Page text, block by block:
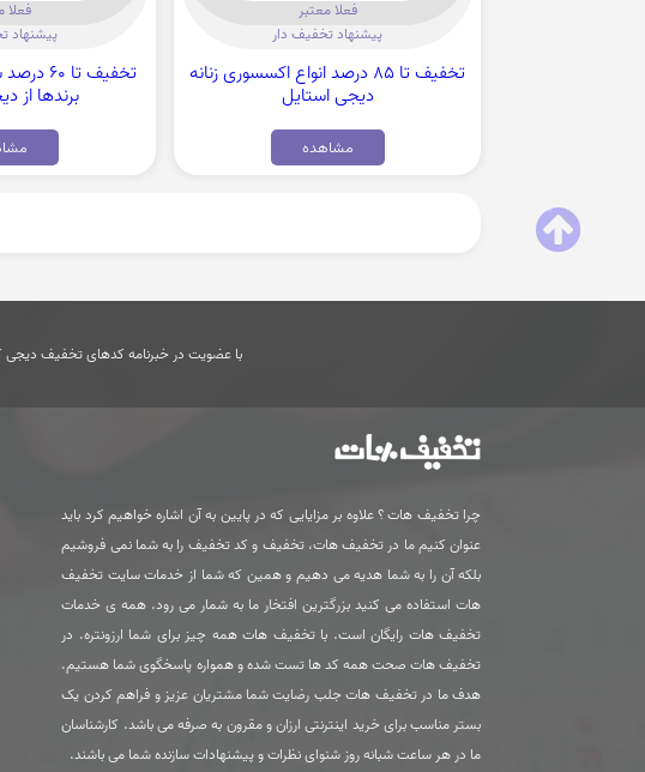
فعلا معتبر
پیشنهاد تخفیف دار
تخفیف تا 85 درصد انواع اکسسوری زنانه
دیجی استایل
مشاهده
فعلا
پیشنهاد
تخفیف
برندها از
با عضویت در خبرنامه کدهای تخفیف دیجی
چرا تخفیف هات ؟ علاوه بر مزایایی که در پایین به آن اشاره خواهیم کرد باید
عنوان کنیم ما در تخفیف هات، تخفیف و کد تخفیف را به شما نمی فروشیم
بلکه آن را به شما هدیه می دهیم و همین که شما از خدمات سایت تخفیف
هات استفاده می کنید بزرگترین افتخار ما به شمار می رود. همه ی خدمات
تخفیف هات رایگان است. با تخفیف هات همه چیز برای شما ارزونتره. در
تخفیف هات صحت همه کد ها تست شده و همواره پاسخگوی شما هستیم.
هدف ما در تخفیف هات جلب رضایت شما مشتریان عزیز و فراهم کردن یک
بستر مناسب برای خرید اینترنتی ارزان و مقرون به صرفه می باشد. کارشناسان
ما در هر ساعت شبانه روز شنوای نظرات و پیشنهادات سازنده شما می باشند.